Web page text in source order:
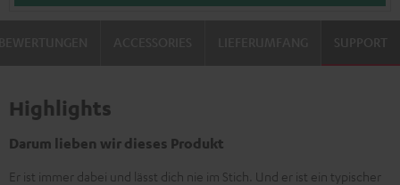
SUPPORT
Highlights
Darum lieben wir dieses Produkt
Er ist immer dabei und lässt dich nie im Stich. Und er ist ein typischer